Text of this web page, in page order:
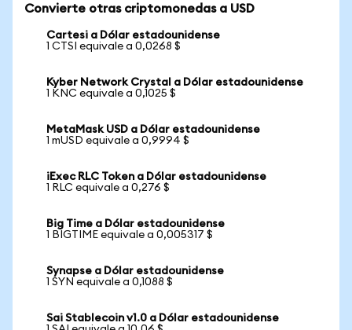
Convierte otras criptomonedas a USD
Cartesi a Dólar estadounidense
1 CTSI equivale a 0,0268 $
Kyber Network Crystal a Dólar estadounidense
1 KNC equivale a 0,1025 $
MetaMask USD a Dólar estadounidense
1 mUSD equivale a 0,9994 $
iExec RLC Token a Dólar estadounidense
1 RLC equivale a 0,276 $
Big Time a Dólar estadounidense
1 BIGTIME equivale a 0,005317 $
Synapse a Dólar estadounidense
1 SYN equivale a 0,1088 $
Sai Stablecoin v1.0 a Dólar estadounidense